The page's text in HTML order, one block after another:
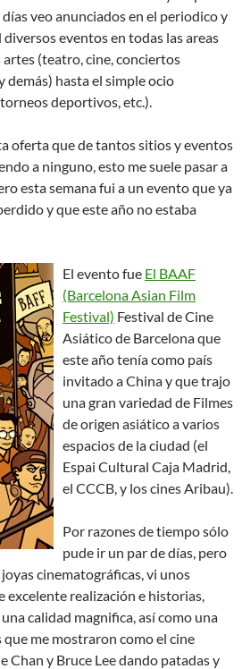
veo anunciados en el periodico y
eventos en todas las areas
(teatro, cine, conciertos
demás) hasta el simple ocio
deportivos, etc.).
oferta que de tantos sitios y eventos
a ninguno, esto me suele pasar a
esta semana fui a un evento que ya
y que este año no estaba
El evento fue El BAAF
(Barcelona Asian Film
Festival) Festival de Cine
Asiático de Barcelona que
este año tenía como país
invitado a China y que trajo
una gran variedad de Filmes
de origen asiático a varios
espacios de la ciudad (el
Espai Cultural Caja Madrid,
el CCCB, y los cines Aribau).
Por razones de tiempo sólo
pude ir un par de días, pero
cinematográficas, vi unos
excelente realización e historias,
calidad magnifica, así como una
me mostraron como el cine
Chan y Bruce Lee dando patadas y